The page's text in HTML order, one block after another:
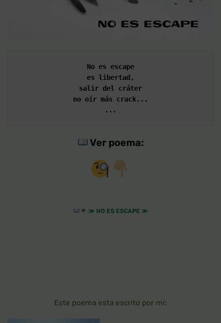
No es escape
es libertad,
salir del cráter
no oír más crack...
...
Ver poema:
≫ NO ES ESCAPE ≫
Este poema esta escrito por mí: